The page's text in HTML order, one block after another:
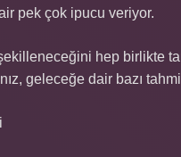
pek çok ipucu veriyor.
hep birlikte
geleceğe dair bazı